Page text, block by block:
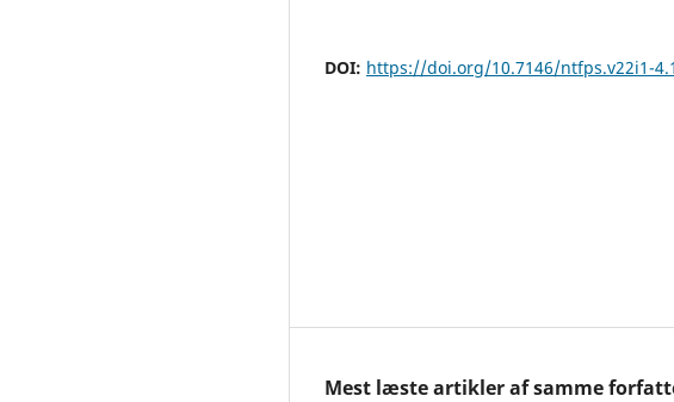
DOI: https://doi.org/10.7146/ntfps.v22i1-
Mest læste artikler af samme